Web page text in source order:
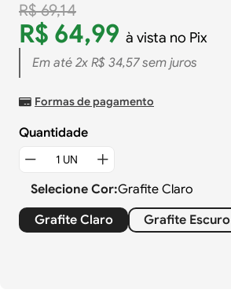
R$ 69,14
R$ 64,99 à vista no Pix
Em até 2x R$ 34,57sem juros
Formas de pagamento
Quantidade
Selecione Cor:Grafite Claro
Grafite Claro
Grafite Escuro